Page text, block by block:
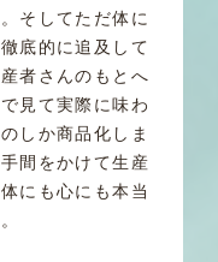
そしてただ体に
底的に追及して
者さんのもとへ
見て実際に味わ
しか商品化しま
間をかけて生産
にも心にも本当